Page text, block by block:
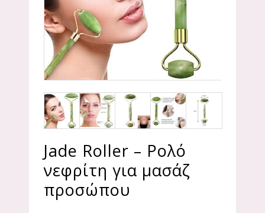
Jade Roller – Ρολό
νεφρίτη για μασάζ
προσώπου